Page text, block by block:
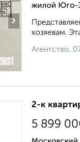
›
жилой Юго-
хозяевам.
Агентство,
2-к
5 899